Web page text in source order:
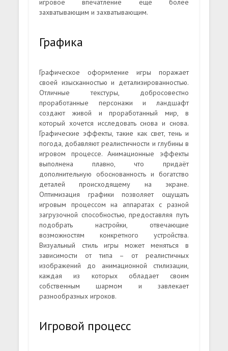
игровое впечатление ещё более
захватывающим и захватывающим.
Графика
Графическое оформление игры поражает
своей изысканностью и детализированностью.
Отличные текстуры, добросовестно
проработанные персонажи и ландшафт
создают живой и проработанный мир, в
который хочется исследовать снова и снова.
Графические эффекты, такие как свет, тень и
погода, добавляют реалистичности и глубины в
игровом процессе. Анимационные эффекты
выполнена плавно, что придаёт
дополнительную обоснованность и богатство
деталей происходящему на экране.
Оптимизация графики позволяет ощущать
игровым процессом на аппаратах с разной
загрузочной способностью, предоставляя путь
подобрать настройки, отвечающие
возможностям конкретного устройства.
Визуальный стиль игры может меняться в
зависимости от типа – от реалистичных
изображений до анимационной стилизации,
каждая из которых обладает своим
собственным шармом и завлекает
разнообразных игроков.
Игровой процесс